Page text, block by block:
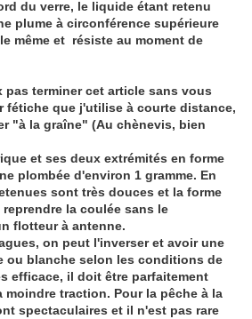
du verre, le liquide étant retenu
plume à circonférence supérieure
même et résiste au moment de
terminer cet article sans vous
fétiche que j'utilise à courte distance,
"à la graîne" (Au chènevis, bien
et ses deux extrémités en forme
plombée d'environ 1 gramme. En
sont très douces et la forme
la coulée sans le
flotteur à antenne.
on peut l'inverser et avoir une
ou blanche selon les conditions de
efficace, il doit être parfaitement
moindre traction. Pour la pêche à la
spectaculaires et il n'est pas rare